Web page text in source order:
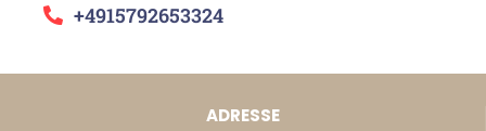
+4915792653324
ADRESSE